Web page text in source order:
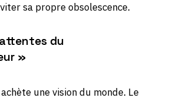
sa propre obsolescence.
du
»
une vision du monde. Le